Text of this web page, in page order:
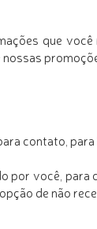
que
contato,
você,
de não